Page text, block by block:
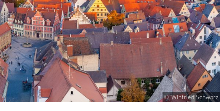
Winfried Schwarz